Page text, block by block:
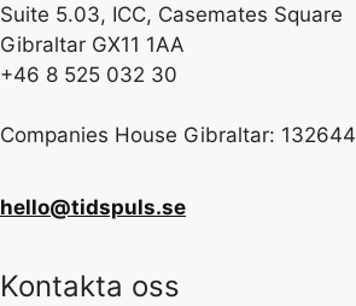
Suite 5.03, ICC, Casemates Square
Gibraltar GX11 1AA
+46 8 525 032 30
Companies House Gibraltar: 132644
hello@tidspuls.se
Kontakta oss